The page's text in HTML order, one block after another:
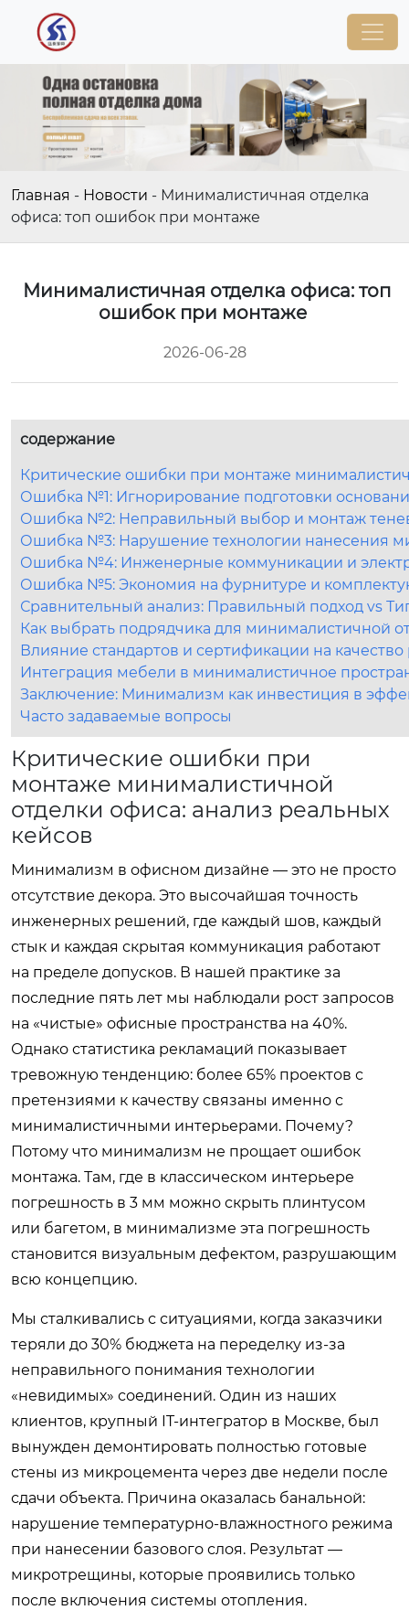
Главная - Новости - Минималистичная отделка
офиса: топ ошибок при монтаже
Минималистичная отделка офиса: топ
ошибок при монтаже
2026-06-28
содержание
Критические ошибки при монтаже
Ошибка №1: Игнорирование подготовки
Ошибка №2: Неправильный выбор и монтаж
Ошибка №3: Нарушение технологии нанесения
Ошибка №4: Инженерные коммуникации и
Ошибка №5: Экономия на фурнитуре и
Сравнительный анализ: Правильный подход vs
Как выбрать подрядчика для минималистичной
Влияние стандартов и сертификации на качество
Интеграция мебели в минималистичное
Заключение: Минимализм как инвестиция в
Часто задаваемые вопросы
Критические ошибки при
монтаже минималистичной
отделки офиса: анализ реальных
кейсов
Минимализм в офисном дизайне — это не просто
отсутствие декора. Это высочайшая точность
инженерных решений, где каждый шов, каждый
стык и каждая скрытая коммуникация работают
на пределе допусков. В нашей практике за
последние пять лет мы наблюдали рост запросов
на «чистые» офисные пространства на 40%.
Однако статистика рекламаций показывает
тревожную тенденцию: более 65% проектов с
претензиями к качеству связаны именно с
минималистичными интерьерами. Почему?
Потому что минимализм не прощает ошибок
монтажа. Там, где в классическом интерьере
погрешность в 3 мм можно скрыть плинтусом
или багетом, в минимализме эта погрешность
становится визуальным дефектом, разрушающим
всю концепцию.
Мы сталкивались с ситуациями, когда заказчики
теряли до 30% бюджета на переделку из-за
неправильного понимания технологии
«невидимых» соединений. Один из наших
клиентов, крупный IT-интегратор в Москве, был
вынужден демонтировать полностью готовые
стены из микроцемента через две недели после
сдачи объекта. Причина оказалась банальной:
нарушение температурно-влажностного режима
при нанесении базового слоя. Результат —
микротрещины, которые проявились только
после включения системы отопления.